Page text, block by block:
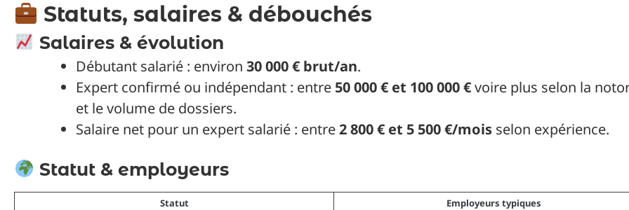
Statuts, salaires & débouchés
Salaires & évolution
Débutant salarié : environ 30 000 € brut/an.
Expert confirmé ou indépendant : entre 50 000 € et 100 000 €voire plus selon la
et le volume de dossiers.
Salaire net pour un expert salarié : entre2 800 € et 5 500 €/mois selon expérience.
Statut & employeurs
Statut Employeurs typiques